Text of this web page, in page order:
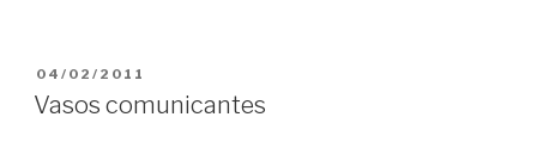
PUBLICADO
EL
04/02/2011
Vasos comunicantes